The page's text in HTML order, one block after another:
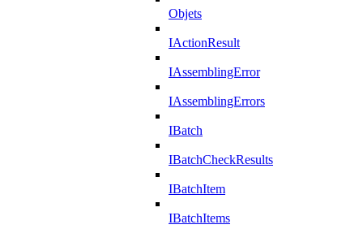
Objets
IActionResult
IAssemblingError
IAssemblingErrors
IBatch
IBatchCheckResults
IBatchItem
IBatchItems